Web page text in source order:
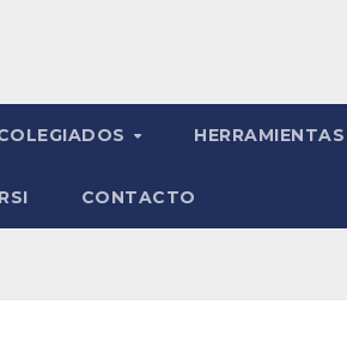
HERRAMIENTAS
RSI CONTACTO